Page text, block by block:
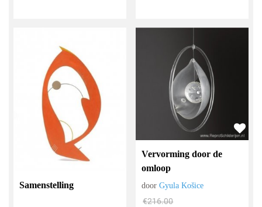
Samenstelling
Vervorming door de
omloop
doorGyula Košice
€216.00